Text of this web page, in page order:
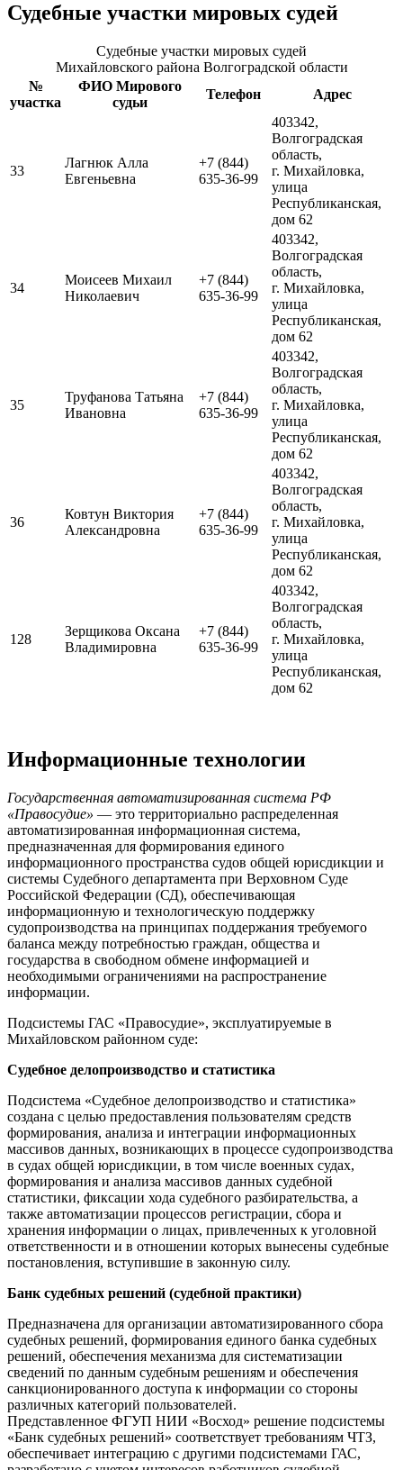
Судебные участки мировых судей
Судебные участки мировых судей
Михайловского района Волгоградской области
№
участка
ФИО Мирового
судьи
Телефон Адрес
33
Лагнюк Алла
Евгеньевна
+7 (844)
635-36-99
403342,
Волгоградская
область,
г. Михайловка,
улица
Республиканская,
дом 62
34
Моисеев Михаил
Николаевич
+7 (844)
635-36-99
403342,
Волгоградская
область,
г. Михайловка,
улица
Республиканская,
дом 62
35
Труфанова Татьяна
Ивановна
+7 (844)
635-36-99
403342,
Волгоградская
область,
г. Михайловка,
улица
Республиканская,
дом 62
36
Ковтун Виктория
Александровна
+7 (844)
635-36-99
403342,
Волгоградская
область,
г. Михайловка,
улица
Республиканская,
дом 62
128
Зерщикова Оксана
Владимировна
+7 (844)
635-36-99
403342,
Волгоградская
область,
г. Михайловка,
улица
Республиканская,
дом 62
Информационные технологии
Государственная автоматизированная система РФ
«Правосудие» — это территориально распределенная
автоматизированная информационная система,
предназначенная для формирования единого
информационного пространства судов общей юрисдикции и
системы Судебного департамента при Верховном Суде
Российской Федерации (СД), обеспечивающая
информационную и технологическую поддержку
судопроизводства на принципах поддержания требуемого
баланса между потребностью граждан, общества и
государства в свободном обмене информацией и
необходимыми ограничениями на распространение
информации.
Подсистемы ГАС «Правосудие», эксплуатируемые в
Михайловском районном суде:
Судебное делопроизводство и статистика
Подсистема «Судебное делопроизводство и статистика»
создана с целью предоставления пользователям средств
формирования, анализа и интеграции информационных
массивов данных, возникающих в процессе судопроизводства
в судах общей юрисдикции, в том числе военных судах,
формирования и анализа массивов данных судебной
статистики, фиксации хода судебного разбирательства, а
также автоматизации процессов регистрации, сбора и
хранения информации о лицах, привлеченных к уголовной
ответственности и в отношении которых вынесены судебные
постановления, вступившие в законную силу.
Банк судебных решений (судебной практики)
Предназначена для организации автоматизированного сбора
судебных решений, формирования единого банка судебных
решений, обеспечения механизма для систематизации
сведений по данным судебным решениям и обеспечения
санкционированного доступа к информации со стороны
различных категорий пользователей.
Представленное ФГУП НИИ «Восход» решение подсистемы
«Банк судебных решений» соответствует требованиям ЧТЗ,
обеспечивает интеграцию с другими подсистемами ГАС,